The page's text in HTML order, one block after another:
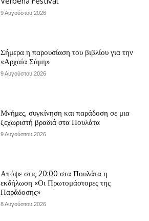
9 Αυγούστου 2026
Σήμερα η παρουσίαση του βιβλίου για την
«Αρχαία Σάμη»
9 Αυγούστου 2026
Μνήμες, συγκίνηση και παράδοση σε μια
ξεχωριστή βραδιά στα Πουλάτα
9 Αυγούστου 2026
Απόψε στις 20:00 στα Πουλάτα η
εκδήλωση «Οι Πρωτομάστορες της
Παράδοσης»
8 Αυγούστου 2026